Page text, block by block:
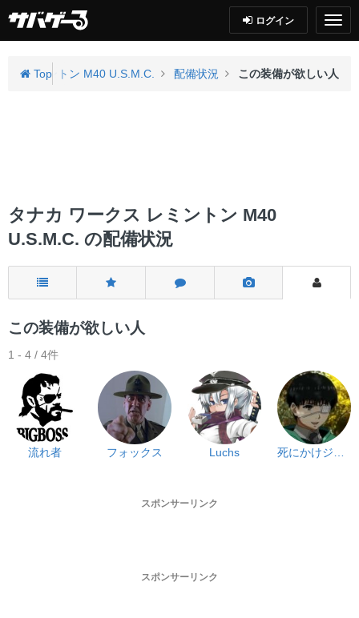
ログイン
Top
ス レミントン M40 U.S.M.C. 配備状況 この装備が欲しい人
タナカ ワークス レミントン M40
U.S.M.C. の配備状況
この装備が欲しい人
1 - 4 / 4件
流れ者 フォックス Luchs
スポンサーリンク
スポンサーリンク